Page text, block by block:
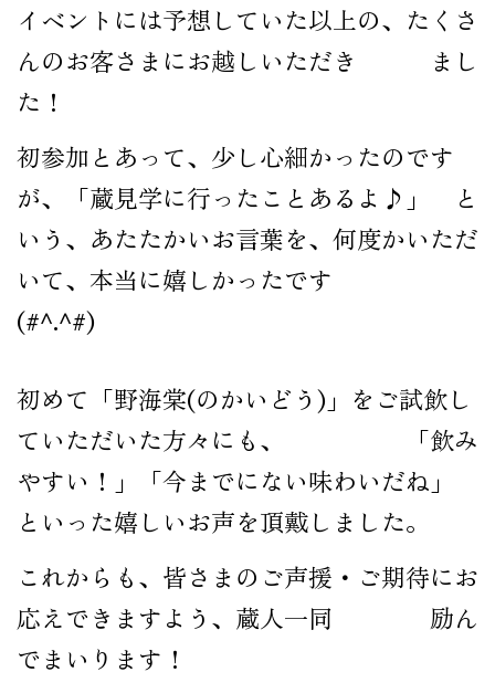
イベントには予想していた以上の、たくさ
んのお客さまにお越しいただき まし
た！
初参加とあって、少し心細かったのです
が、「蔵見学に行ったことあるよ♪」 と
いう、あたたかいお言葉を、何度かいただ
いて、本当に嬉しかったです
(#^.^#)
初めて「野海棠(のかいどう)」をご試飲し
ていただいた方々にも、 「飲み
やすい！」「今までにない味わいだね」
といった嬉しいお声を頂戴しました。
これからも、皆さまのご声援・ご期待にお
応えできますよう、蔵人一同 励ん
でまいります！